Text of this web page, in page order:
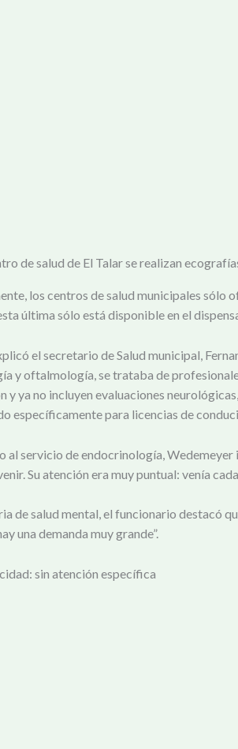
de salud de El Talar se realizan
los centros de salud municipales
última sólo está disponible en el
el secretario de Salud municipal,
y oftalmología, se trataba de
y ya no incluyen evaluaciones
específicamente para licencias de
al servicio de endocrinología, Wedemeyer
Su atención era muy puntual: venía
de salud mental, el funcionario destacó
una demanda muy grande”.
sin atención específica